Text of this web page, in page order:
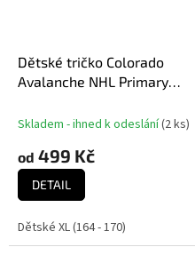
Dětské tričko Colorado
Avalanche NHL Primary
Skladem - ihned k odeslání(2 ks)
od 499 Kč
DETAIL
Dětské XL (164 - 170)